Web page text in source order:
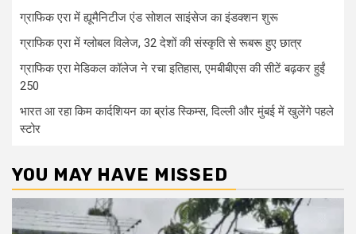
ग्राफिक एरा में ह्यूमैनिटीज एंड सोशल साइंसेज का इंडक्शन शुरू
ग्राफिक एरा में ग्लोबल विलेज, 32 देशों की संस्कृति से रूबरू हुए छात्र
ग्राफिक एरा मेडिकल कॉलेज ने रचा इतिहास, एमबीबीएस की सीटें बढ़कर हुईं
250
भारत आ रहा किम कार्दशियन का ब्रांड स्किम्स, दिल्ली और मुंबई में खुलेंगे पहले
स्टोर
YOU MAY HAVE MISSED